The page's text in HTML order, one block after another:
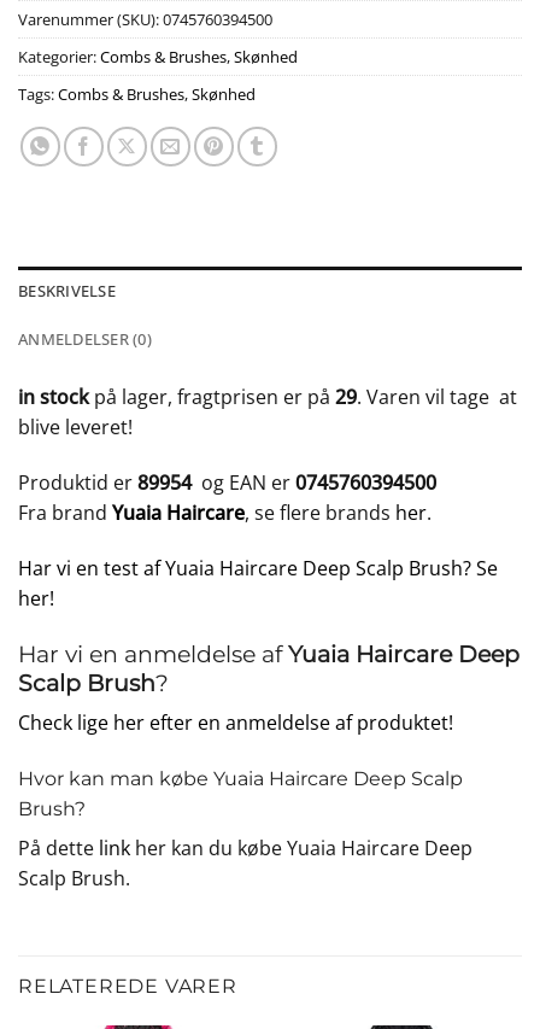
Varenummer (SKU):0745760394500
Kategorier:Combs & Brushes,Skønhed
Tags:Combs & Brushes,Skønhed
BESKRIVELSE
ANMELDELSER (0)
in stockpå lager, fragtprisen er på 29. Varen vil tage at
blive leveret!
Produktid er89954 og EAN er0745760394500
Fra brand Yuaia Haircare, se flere brands her.
Har vi en test af Yuaia Haircare Deep Scalp Brush? Se
her!
Har vi en anmeldelse afYuaia Haircare Deep
Scalp Brush?
Check lige her efter en anmeldelse af produktet!
Hvor kan man købe Yuaia Haircare Deep Scalp
Brush?
På dette link her kan du købe Yuaia Haircare Deep
Scalp Brush.
RELATEREDE VARER